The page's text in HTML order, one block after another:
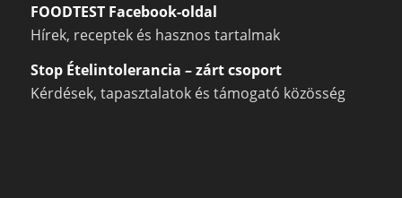
FOODTEST Facebook-oldal
Hírek, receptek és hasznos tartalmak
Stop Ételintolerancia – zárt csoport
Kérdések, tapasztalatok és támogató közösség